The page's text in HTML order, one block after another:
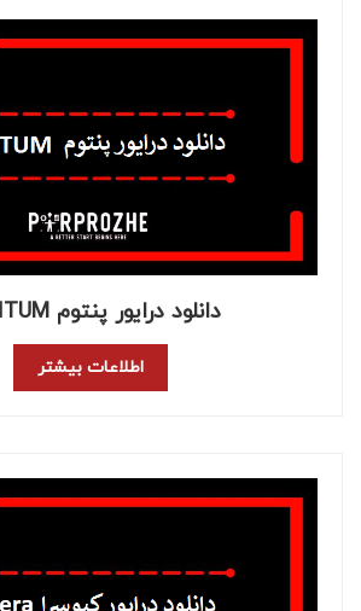
دانلود درایور پنتوم PANTUM
اطلاعات بیشتر